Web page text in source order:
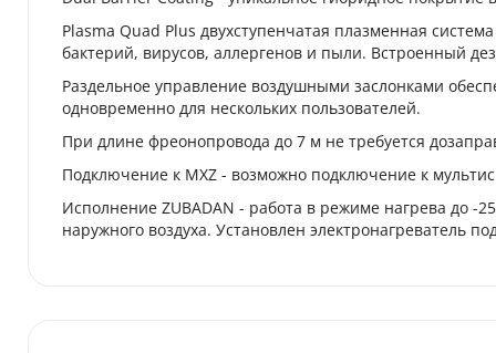
Plasma Quad Plus двухступенчатая плазменная
бактерий, вирусов, аллергенов и пыли. Встроенный
Раздельное управление воздушными заслонками
одновременно для нескольких пользователей.
При длине фреонопровода до 7 м не требуется
Подключение к MXZ - возможно подключение к
Исполнение ZUBADAN - работа в режиме нагрева до -
наружного воздуха. Установлен электронагреватель